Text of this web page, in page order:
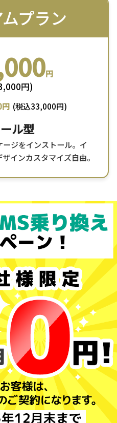
プラン
円
円)
(税込33,000円)
ル型
ジをインストール。イ
インカスタマイズ自由。